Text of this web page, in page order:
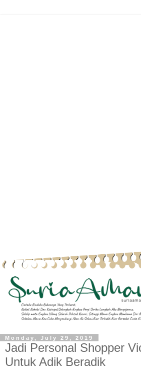
Monday, July 29, 2019
Jadi Personal Shopper
Untuk Adik Beradik